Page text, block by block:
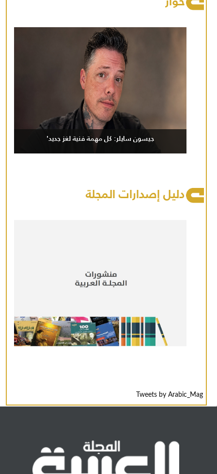
جيسون سايلر: كل مهمة فنية لغز جديد'
دليل إصدارات المجلة
Tweets by Arabic_Mag